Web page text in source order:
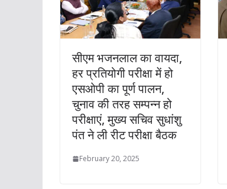
सीएम भजनलाल का वायदा,
हर प्रतियोगी परीक्षा में हो
एसओपी का पूर्ण पालन,
चुनाव की तरह सम्पन्न हो
परीक्षाएं, मुख्य सचिव सुधांशु
पंत ने ली रीट परीक्षा बैठक
February 20, 2025